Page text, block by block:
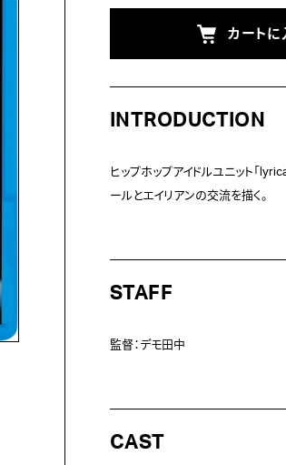
カートに
INTRODUCTION
ヒップホップアイドルユニット「
STAFF
CAST